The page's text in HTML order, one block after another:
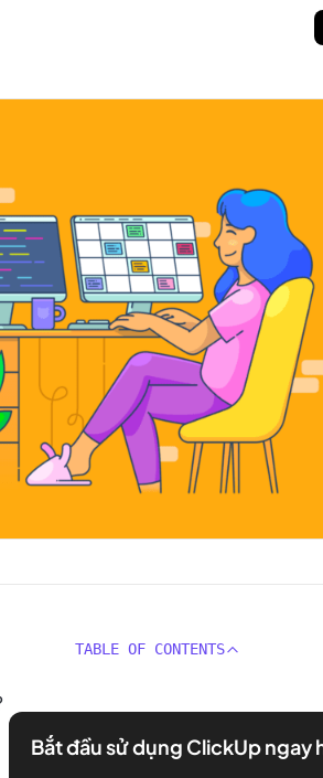
TABLE OF CONTENTS
Bắt đầu sử dụng ClickUp ngay